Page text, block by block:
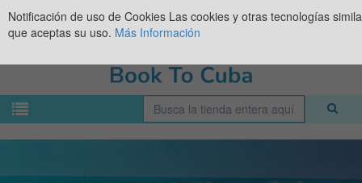
Notificación de uso de Cookies Las cookies y otras tecnologías
que aceptas su uso. Más Información